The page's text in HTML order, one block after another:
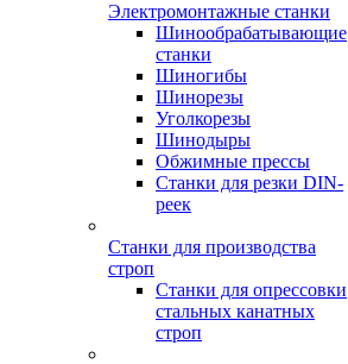
Электромонтажные станки
Шинообрабатывающие
станки
Шиногибы
Шинорезы
Уголкорезы
Шинодыры
Обжимные прессы
Станки для резки DIN-
реек
Станки для производства
строп
Станки для опрессовки
стальных канатных
строп